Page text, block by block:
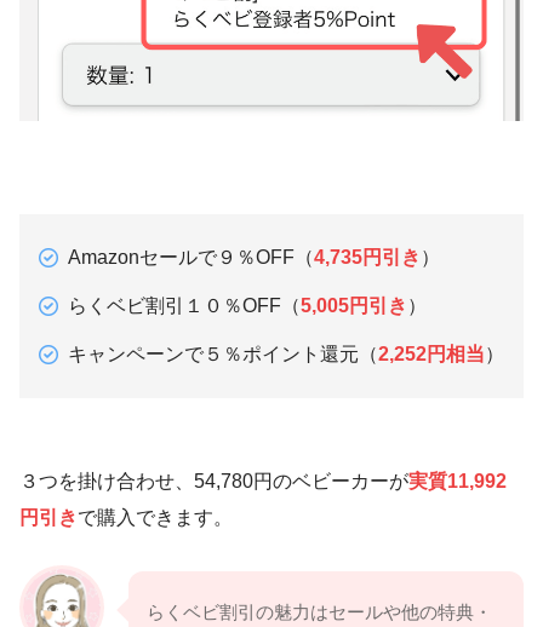
Amazonセールで９％OFF（4,735円引き ）
らくベビ割引１０％OFF（5,005円引き ）
キャンペーンで５％ポイント還元（2,252円相当）
３つを掛け合わせ、54,780円のベビーカーが実質11,992
円引きで購入できます。
らくベビ割引の魅力はセールや他の特典・